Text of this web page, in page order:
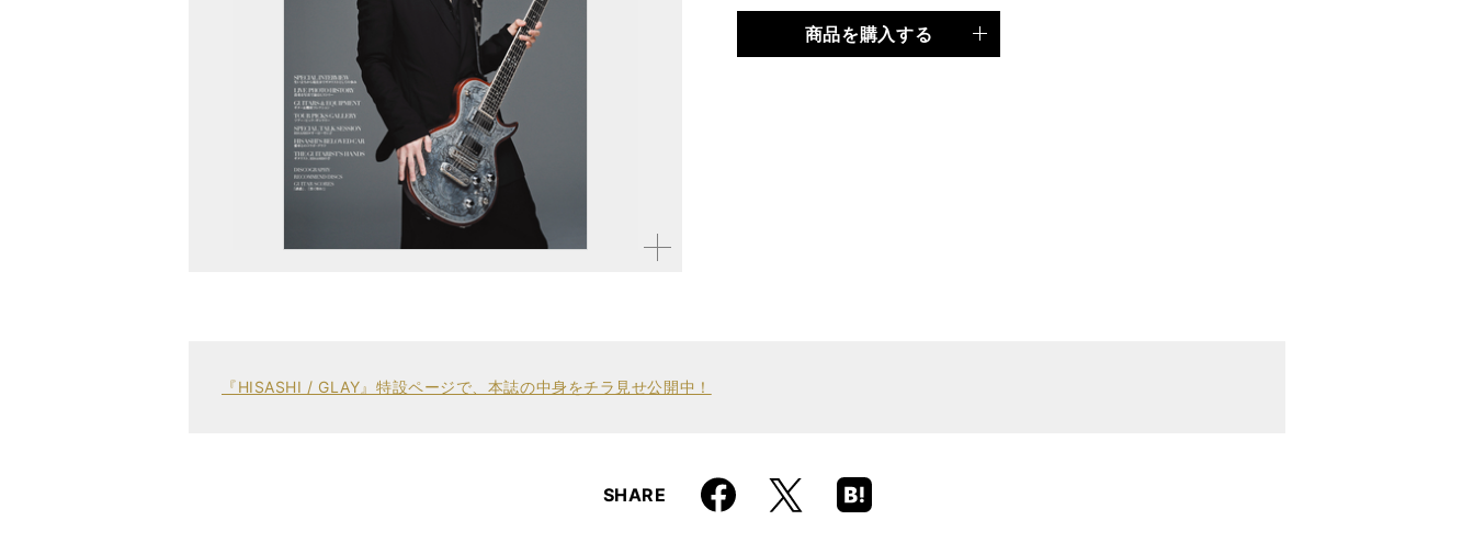
拡大す
ムック
商品を購入する
『HISASHI / GLAY』特設ページで、本誌の中身をチラ見せ公開中！
SHARE Faceboo
k
X
Hatena
Boo